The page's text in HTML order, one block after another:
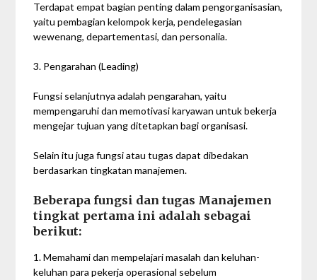
Terdapat empat bagian penting dalam pengorganisasian,
yaitu pembagian kelompok kerja, pendelegasian
wewenang, departementasi, dan personalia.
3. Pengarahan (Leading)
Fungsi selanjutnya adalah pengarahan, yaitu
mempengaruhi dan memotivasi karyawan untuk bekerja
mengejar tujuan yang ditetapkan bagi organisasi.
Selain itu juga fungsi atau tugas dapat dibedakan
berdasarkan tingkatan manajemen.
Beberapa fungsi dan tugas Manajemen
tingkat pertama ini adalah sebagai
berikut:
1. Memahami dan mempelajari masalah dan keluhan-
keluhan para pekerja operasional sebelum